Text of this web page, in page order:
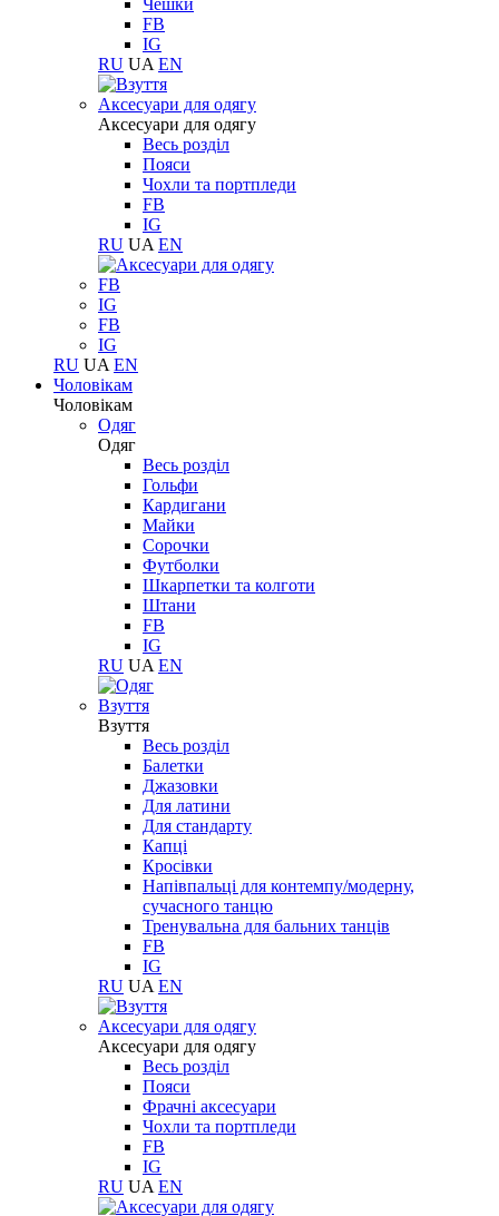
Чешки
FB
IG
RU UA EN
Aксесуари для одягу
Aксесуари для одягу
Весь розділ
Пояси
Чохли та портпледи
FB
IG
RU UA EN
FB
IG
FB
IG
RU UA EN
Чоловікам
Чоловікам
Одяг
Одяг
Весь розділ
Гольфи
Кардигани
Майки
Сорочки
Футболки
Шкарпетки та колготи
Штани
FB
IG
RU UA EN
Взуття
Взуття
Весь розділ
Балетки
Джазовки
Для латини
Для стандарту
Капці
Кросівки
Напівпальці для контемпу/модерну,
сучасного танцю
Тренувальна для бальних танців
FB
IG
RU UA EN
Aксесуари для одягу
Aксесуари для одягу
Весь розділ
Пояси
Фрачні аксесуари
Чохли та портпледи
FB
IG
RU UA EN